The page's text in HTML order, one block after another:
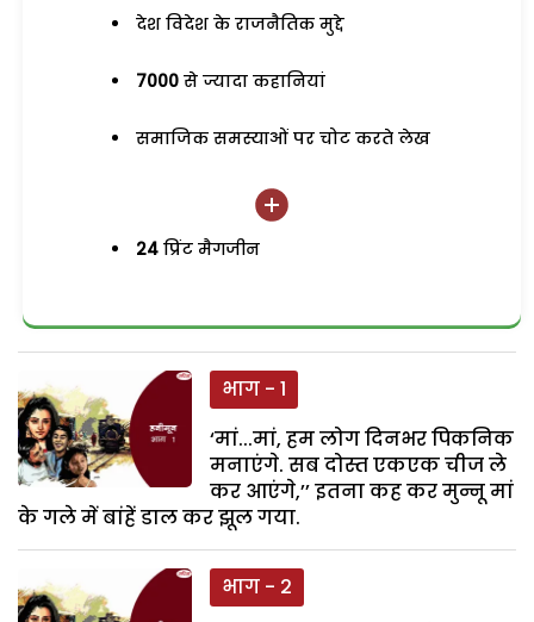
देश विदेश के राजनैतिक मुद्दे
7000 से ज्यादा कहानियां
समाजिक समस्याओं पर चोट करते लेख
24 प्रिंट मैगजीन
भाग - 1
‘मां...मां, हम लोग दिनभर पिकनिक
मनाएंगे. सब दोस्त एकएक चीज ले
कर आएंगे,’’ इतना कह कर मुन्नू मां
के गले में बांहें डाल कर झूल गया.
भाग - 2